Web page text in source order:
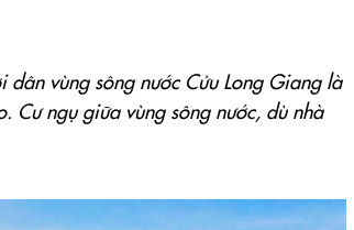
vùng sông nước Cửu Long Giang là
Cư ngụ giữa vùng sông nước, dù nhà